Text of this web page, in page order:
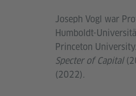
Joseph Vogl war
Humboldt-
Princeton
Specter of Capital
(2022).